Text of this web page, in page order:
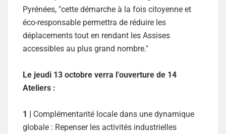
Pyrénées, "cette démarche à la fois citoyenne et
éco-responsable permettra de réduire les
déplacements tout en rendant les Assises
accessibles au plus grand nombre."
Le jeudi 13 octobre verra l’ouverture de 14
Ateliers :
1 | Complémentarité locale dans une dynamique
globale : Repenser les activités industrielles